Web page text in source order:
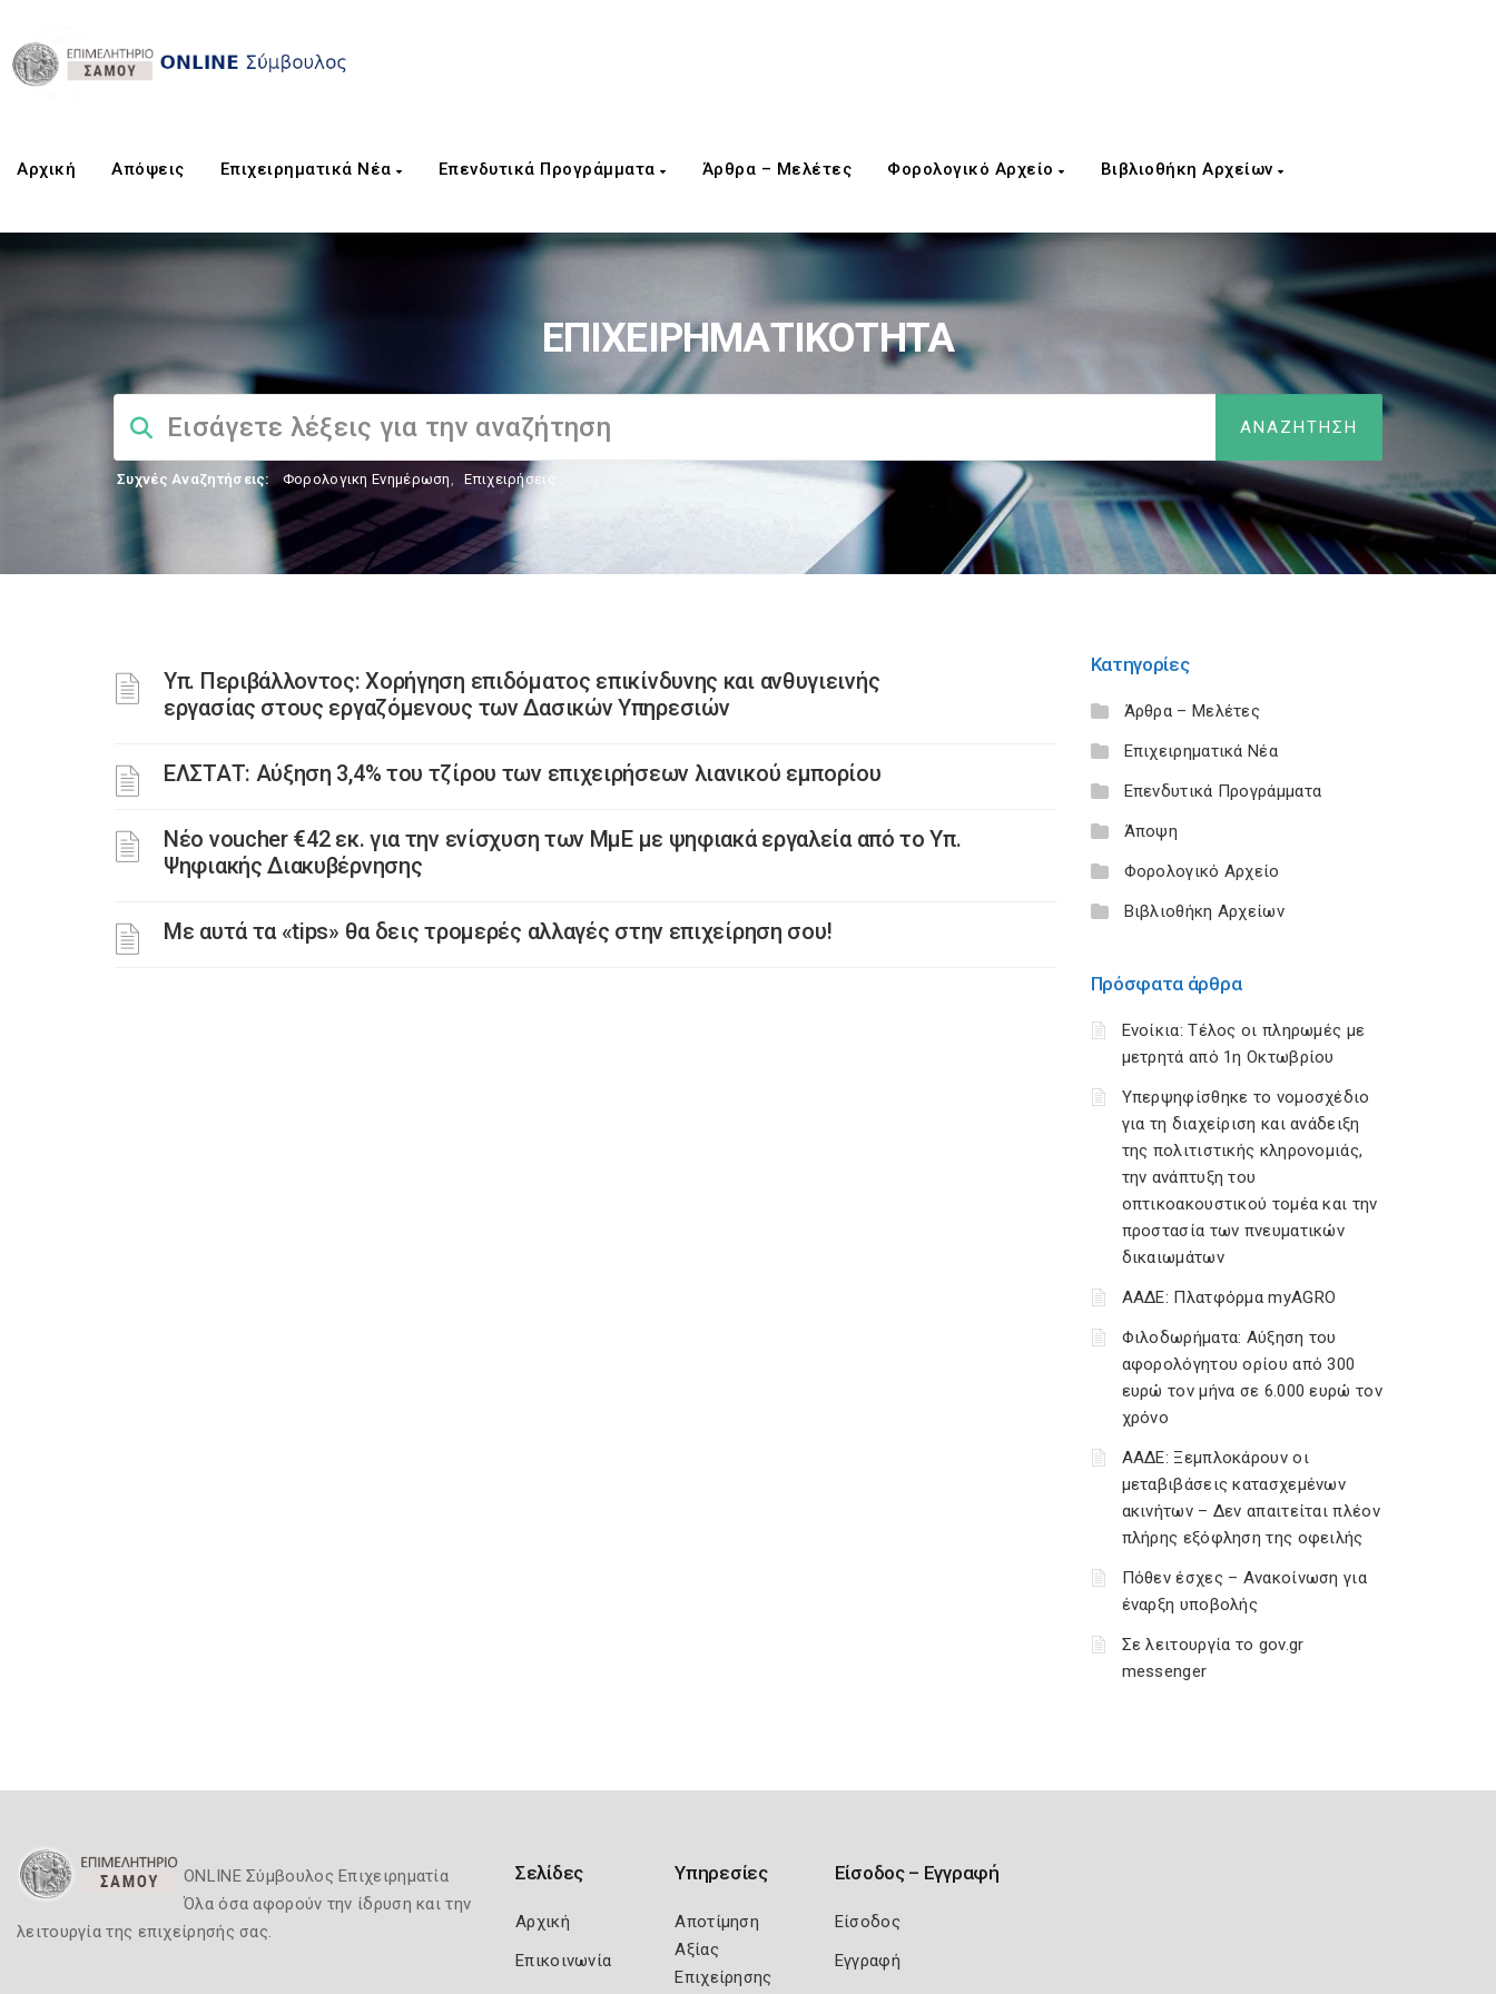
Αρχική Aπόψεις Επιχειρηματικά Νέα Επενδυτικά Προγράμματα Άρθρα – Μελέτες Φορολογικό Αρχείο Βιβλιοθήκη Αρχείων
ΕΠΙΧΕΙΡΗΜΑΤΙΚΟΤΗΤΑ
Συχνές Αναζητήσεις: Φορολογικη Ενημέρωση, Επιχειρήσεις
Υπ. Περιβάλλοντος: Χορήγηση επιδόματος επικίνδυνης και ανθυγιεινής
εργασίας στους εργαζόμενους των Δασικών Υπηρεσιών
ΕΛΣΤΑΤ: Αύξηση 3,4% του τζίρου των επιχειρήσεων λιανικού εμπορίου
Νέο voucher €42 εκ. για την ενίσχυση των ΜμΕ με ψηφιακά εργαλεία από το Υπ.
Ψηφιακής Διακυβέρνησης
Με αυτά τα «tips» θα δεις τρομερές αλλαγές στην επιχείρηση σου!
Κατηγορίες
Άρθρα – Μελέτες
Επιχειρηματικά Νέα
Επενδυτικά Προγράμματα
Άποψη
Φορολογικό Αρχείο
Βιβλιοθήκη Αρχείων
Πρόσφατα άρθρα
Ενοίκια: Τέλος οι πληρωμές με
μετρητά από 1η Οκτωβρίου
Υπερψηφίσθηκε το νομοσχέδιο
για τη διαχείριση και ανάδειξη
της πολιτιστικής κληρονομιάς,
την ανάπτυξη του
οπτικοακουστικού τομέα και την
προστασία των πνευματικών
δικαιωμάτων
ΑΑΔΕ: Πλατφόρμα myAGRO
Φιλοδωρήματα: Αύξηση του
αφορολόγητου ορίου από 300
ευρώ τον μήνα σε 6.000 ευρώ τον
χρόνο
ΑΑΔΕ: Ξεμπλοκάρουν οι
μεταβιβάσεις κατασχεμένων
ακινήτων – Δεν απαιτείται πλέον
πλήρης εξόφληση της οφειλής
Πόθεν έσχες – Ανακοίνωση για
έναρξη υποβολής
Σε λειτουργία το gov.gr
messenger
ONLINE Σύμβουλος Επιχειρηματία
Όλα όσα αφορούν την ίδρυση και την
λειτουργία της επιχείρησής σας.
Σελίδες
Αρχική
Επικοινωνία
Υπηρεσίες
Αποτίμηση
Αξίας
Επιχείρησης
Είσοδος – Εγγραφή
Είσοδος
Εγγραφή